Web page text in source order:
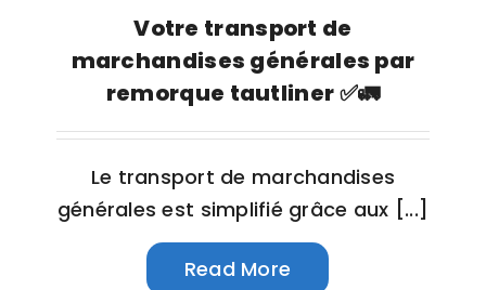
Votre transport de
marchandises générales par
remorque tautliner ✅🚛
Le transport de marchandises
générales est simplifié grâce aux [...]
Read More